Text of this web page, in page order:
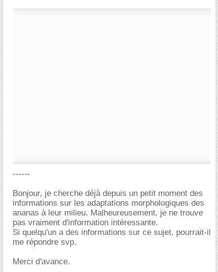
------
Bonjour, je cherche déjà depuis un petit moment des
informations sur les adaptations morphologiques des
ananas à leur milieu. Malheureusement, je ne trouve
pas vraiment d'information intéressante.
Si quelqu'un a des informations sur ce sujet, pourrait-il
me répondre svp.
Merci d'avance.